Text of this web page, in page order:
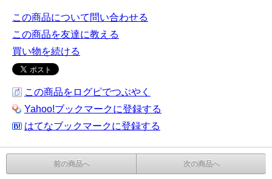
この商品について問い合わせる
この商品を友達に教える
買い物を続ける
この商品をログピでつぶやく
Yahoo!ブックマークに登録する
はてなブックマークに登録する
前の商品へ 次の商品へ